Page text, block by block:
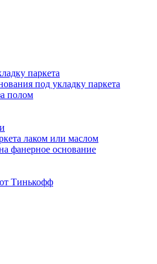
паркета
под укладку паркета
полом
лаком или маслом
фанерное основание
Тинькофф